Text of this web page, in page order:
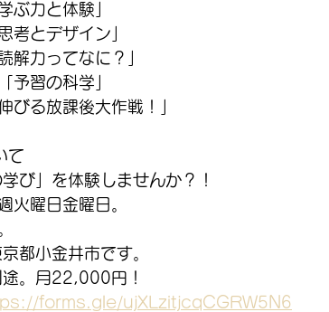
ぶ力と体験」
考とデザイン」
解力ってなに？」
予習の科学」
びる放課後大作戦！」
て
び」を体験しませんか？！
曜日金曜日。
都小金井市です。
。月22,000円！
forms.gle/ujXLzitjcqCGRW5N6